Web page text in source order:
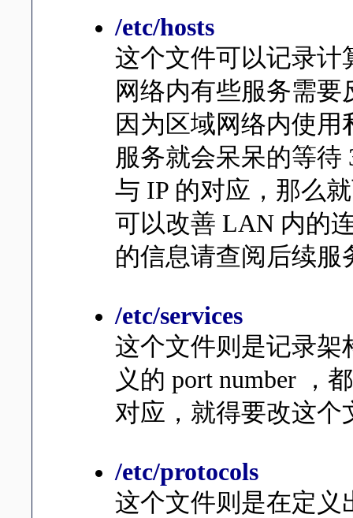
/etc/hosts
这个文件可以记录计
网络内有些服务需
因为区域网络内使用
服务就会呆呆的等待
与 IP 的对应，那么
可以改善 LAN 内的
的信息请查阅后续
/etc/services
这个文件则是记录架
义的 port number ，
对应，就得要改这个
/etc/protocols
这个文件则是在定义